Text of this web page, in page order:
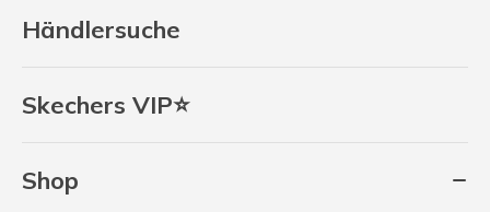
Händlersuche
Skechers VIP⭐
Shop